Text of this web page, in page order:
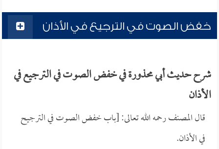
خفض الصوت في الترجيع في الأذان
شرح حديث أبي محذورة في خفض الصوت في الترجيع في
الأذان
قال المصنف رحمه الله تعالى: [باب خفض الصوت في الترجيح
في الأذان.